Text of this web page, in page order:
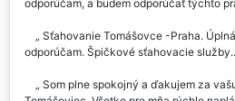
odporúčam, a budem odporúčať týchto
Sťahovanie Tomášovce -Praha.
odporúčam. Špičkové sťahovacie
Som plne spokojný a ďakujem za